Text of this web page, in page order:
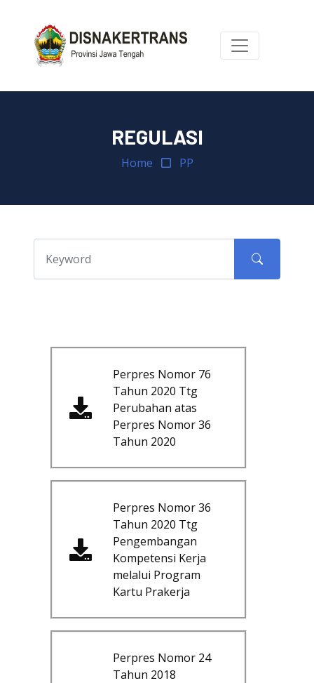
REGULASI
Home PP
Perpres Nomor 76
Tahun 2020 Ttg
Perubahan atas
Perpres Nomor 36
Tahun 2020
Perpres Nomor 36
Tahun 2020 Ttg
Pengembangan
Kompetensi Kerja
melalui Program
Kartu Prakerja
Perpres Nomor 24
Tahun 2018